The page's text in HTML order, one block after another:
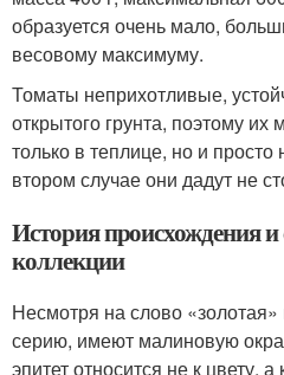
образуется очень мало,
весовому максимуму.
Томаты неприхотливые,
открытого грунта, поэтому
только в теплице, но и
втором случае они дадут не
История происхождения
коллекции
Несмотря на слово
серию, имеют малиновую
эпитет относится не к цвету, а